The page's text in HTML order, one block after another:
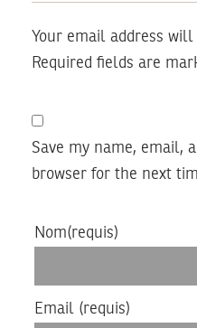
Your email address
Required fields are
Save my name, email,
browser for the next
Nom(requis)
Email (requis)